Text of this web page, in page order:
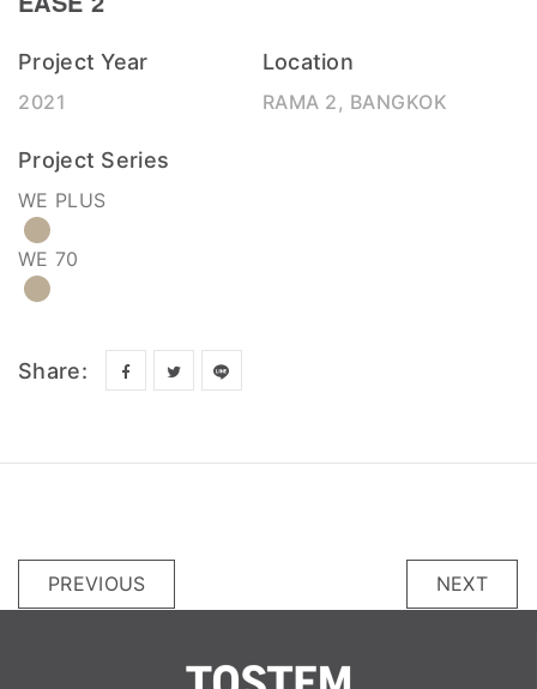
Project Year
2021
Location
RAMA 2, BANGKOK
Project Series
WE PLUS
WE 70
Share:
PREVIOUS NEXT